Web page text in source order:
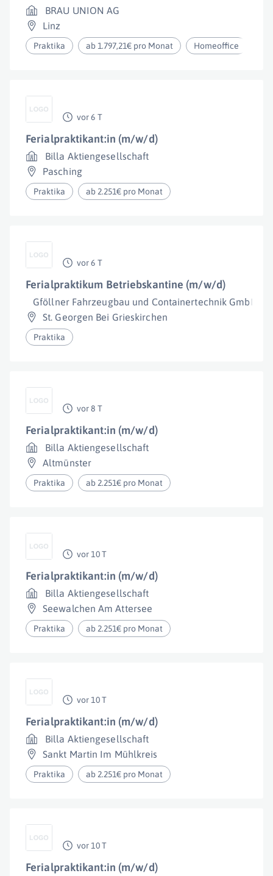
BRAU UNION AG
Linz
Praktika ab 1.797,21€ pro Monat Homeoffice
vor 6 T
Ferialpraktikant:in (m/w/d)
Billa Aktiengesellschaft
Pasching
Praktika ab 2.251€ pro Monat
vor 6 T
Ferialpraktikum Betriebskantine (m/w/d)
Gföllner Fahrzeugbau und Containertechnik GmbH
St. Georgen Bei Grieskirchen
Praktika
vor 8 T
Ferialpraktikant:in (m/w/d)
Billa Aktiengesellschaft
Altmünster
Praktika ab 2.251€ pro Monat
vor 10 T
Ferialpraktikant:in (m/w/d)
Billa Aktiengesellschaft
Seewalchen Am Attersee
Praktika ab 2.251€ pro Monat
vor 10 T
Ferialpraktikant:in (m/w/d)
Billa Aktiengesellschaft
Sankt Martin Im Mühlkreis
Praktika ab 2.251€ pro Monat
vor 10 T
Ferialpraktikant:in (m/w/d)